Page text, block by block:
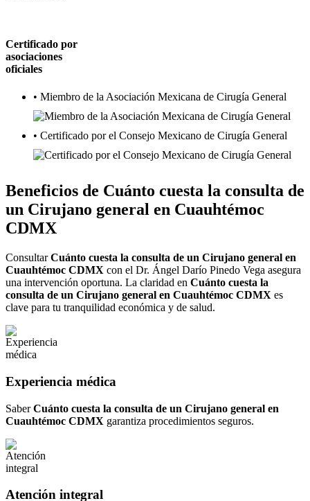
Certificado por
asociaciones
oficiales
• Miembro de la Asociación Mexicana de Cirugía General
• Certificado por el Consejo Mexicano de Cirugía General
Beneficios de Cuánto cuesta la consulta de
un Cirujano general en Cuauhtémoc
CDMX
ConsultarCuánto cuesta la consulta de un Cirujano general en
Cuauhtémoc CDMX con el Dr. Ángel Darío Pinedo Vega asegura
una intervención oportuna. La claridad en Cuánto cuesta la
consulta de un Cirujano general en Cuauhtémoc CDMX es
clave para tu tranquilidad económica y de salud.
Experiencia médica
SaberCuánto cuesta la consulta de un Cirujano general en
Cuauhtémoc CDMX garantiza procedimientos seguros.
Atención integral